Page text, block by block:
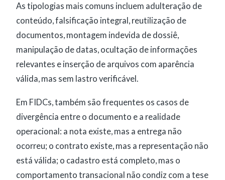
As tipologias mais comuns incluem adulteração de
conteúdo, falsificação integral, reutilização de
documentos, montagem indevida de dossiê,
manipulação de datas, ocultação de informações
relevantes e inserção de arquivos com aparência
válida, mas sem lastro verificável.
Em FIDCs, também são frequentes os casos de
divergência entre o documento e a realidade
operacional: a nota existe, mas a entrega não
ocorreu; o contrato existe, mas a representação não
está válida; o cadastro está completo, mas o
comportamento transacional não condiz com a tese